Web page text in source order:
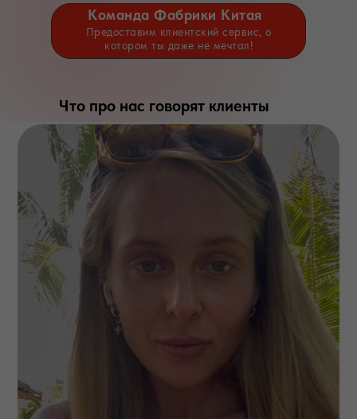
Команда Фабрики Китая
Предоставим клиентский сервис, о
котором ты даже не мечтал!
Что про нас говорят клиенты